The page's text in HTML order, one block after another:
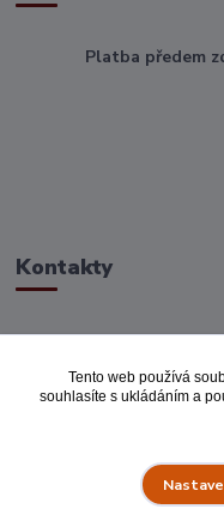
Platba předem
Kontakty
Tento web používá
souhlasíte s ukládáním a